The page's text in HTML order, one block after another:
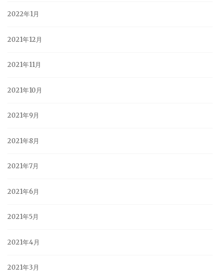
2022年1月
2021年12月
2021年11月
2021年10月
2021年9月
2021年8月
2021年7月
2021年6月
2021年5月
2021年4月
2021年3月